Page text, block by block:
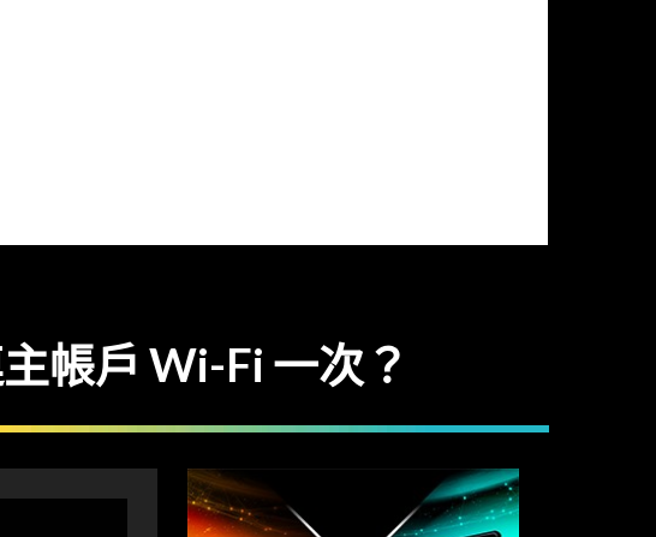
帳戶 Wi-Fi 一次？